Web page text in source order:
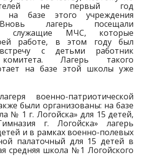
не первый год
на базе этого учреждения
лагерь посещали
служащие МЧС, которые
работе, в этом году был
с детьми работник
комитета. Лагерь такого
на базе этой школы уже
военно-патриотической
были организованы: на базе
№ 1 г. Логойска» для 15 детей,
г. Логойска» лагерь
и в рамках военно-полевых
палаточный для 15 детей в
средняя школа №1 Логойского